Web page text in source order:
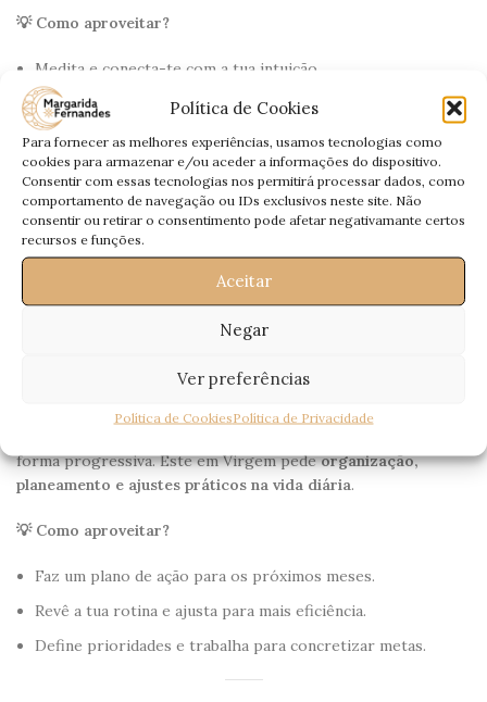
Política de Cookies
Para fornecer as melhores experiências, usamos tecnologias como
cookies para armazenar e/ou aceder a informações do dispositivo.
Consentir com essas tecnologias nos permitirá processar dados, como
comportamento de navegação ou IDs exclusivos neste site. Não
consentir ou retirar o consentimento pode afetar negativamante certos
recursos e funções.
Aceitar
Negar
Ver preferências
Política de CookiesPolítica de Privacidade
💡 Como aproveitar?
Medita e conecta-te com a tua intuição.
Escreve num diário os teus sentimentos e insights.
Liberta padrões emocionais do passado.
🌑 21 de Setembro de 2025 – Eclipse
Solar Anular em Virgem
✔️Planeamento, organização e reestruturação
Foco no trabalho, produtividade e objectivos práticos
Oportunidade de melhorar hábitos e rotinas
forma progressiva. Este em Virgem pedeorganização,
planeamento e ajustes práticos na vida diária.
💡 Como aproveitar?
Faz um plano de ação para os próximos meses.
Revê a tua rotina e ajusta para mais eficiência.
Define prioridades e trabalha para concretizar metas.